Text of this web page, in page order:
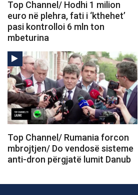
Top Channel/ Hodhi 1 milion
euro në plehra, fati i ‘kthehet’
pasi kontrolloi 6 mln ton
mbeturina
Top Channel/ Rumania forcon
mbrojtjen/ Do vendosë sisteme
anti-dron përgjatë lumit Danub